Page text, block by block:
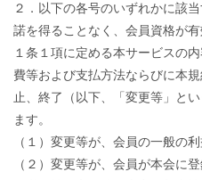
２．以下の各号のいずれかに該
諾を得ることなく、会員資格が
１条１項に定める本サービスの
費等および支払方法ならびに本
止、終了（以下、「変更等」と
ます。
（１）変更等が、会員の一般の
（２）変更等が、会員が本会に